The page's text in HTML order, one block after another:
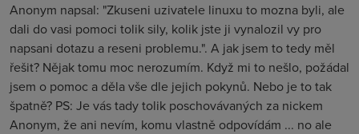
Anonym napsal: "Zkuseni uzivatele linuxu to mozna byli, ale
dali do vasi pomoci tolik sily, kolik jste ji vynalozil vy pro
napsani dotazu a reseni problemu.". A jak jsem to tedy měl
řešit? Nějak tomu moc nerozumím. Když mi to nešlo, požádal
jsem o pomoc a děla vše dle jejich pokynů. Nebo je to tak
špatně? PS: Je vás tady tolik poschovávaných za nickem
Anonym, že ani nevím, komu vlastně odpovídám ... no ale